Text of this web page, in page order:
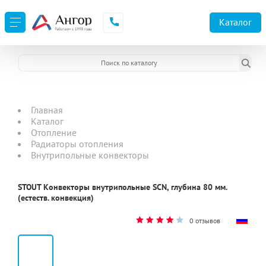
Каталог
Главная
Каталог
Отопление
Радиаторы отопления
Внутрипольные конвекторы
STOUT Конвекторы внутрипольные SCN, глубина 80 мм.
(естеств. конвекция)
0 отзывов